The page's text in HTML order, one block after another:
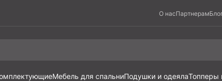
О насПартнерам
Мебель для спальниПодушки и одеялаТопперы